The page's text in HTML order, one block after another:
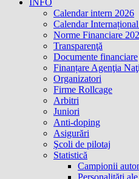
INFO
Calendar intern 2026
Calendar
Norme Financiare
Transparenţă
Documente financiare
Finanțare Agenţia
Organizatori
Firme Rollcage
Arbitri
Juniori
Anti-doping
Asigurări
Şcoli de pilotaj
Statistică
Campionii
Personalități